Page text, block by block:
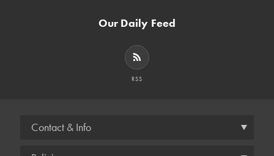
Our Daily Feed
RSS
Contact & Info